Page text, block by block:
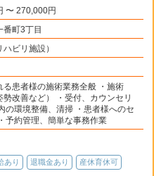
を目指せる環境です。
月給 232,000円 〜 270,000円
番町3丁目
ビリ施設）
る患者様の施術業務全般 ・施術
勢改善など） ・受付、カウンセリ
の環境整備、清掃 ・患者様へのセ
予約管理、簡単な事務作業
あり 退職金あり 産休育休可